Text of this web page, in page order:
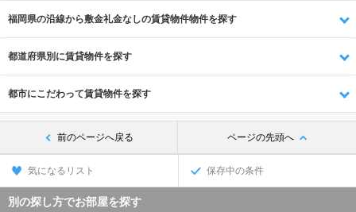
福岡県の沿線から敷金礼金なしの賃貸物件物件を探す
都道府県別に賃貸物件を探す
都市にこだわって賃貸物件を探す
前のページへ戻る ページの先頭へ
気になるリスト 保存中の条件
別の探し方でお部屋を探す